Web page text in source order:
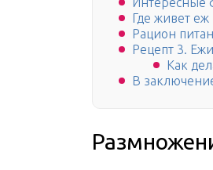
Где живет еж
Рацион
Рецепт 3.
Как
В